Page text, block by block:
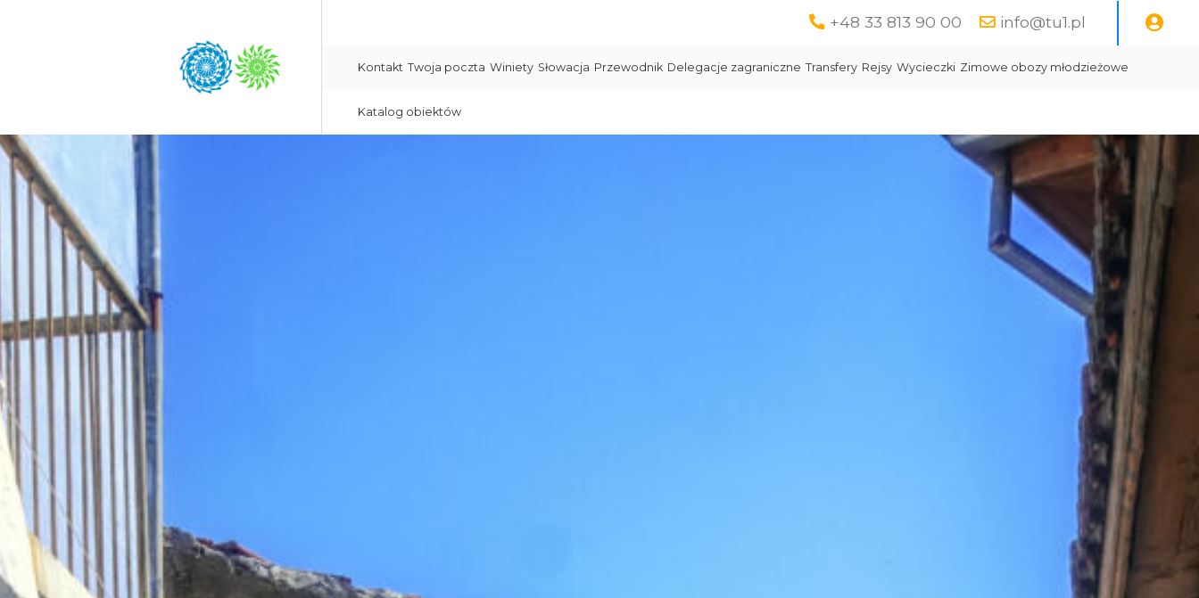
+48 33 813 90 00 info@tu1.pl
Kontakt Twoja poczta Winiety Słowacja Przewodnik Delegacje zagraniczne Transfery Rejsy Wycieczki Zimowe obozy młodzieżowe
Katalog obiektów